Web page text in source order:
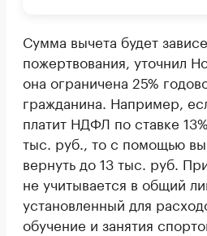
Сумма вычета будет
пожертвования, уточнил
она ограничена 25%
гражданина. Например,
платит НДФЛ по ставке
тыс. руб., то с помощью
вернуть до 13 тыс. руб.
не учитывается в общий
установленный для
обучение и занятия